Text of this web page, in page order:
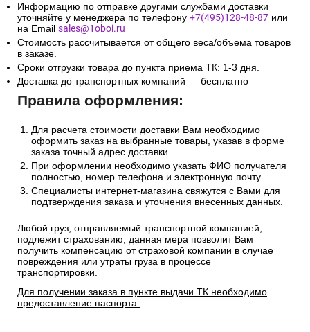
Информацию по отправке другими службами доставки
уточняйте у менеджера по телефону +7(495)128-48-87 или
на Email sales@1oboi.ru
Стоимость рассчитывается от общего веса/объема товаров
в заказе.
Сроки отгрузки товара до пункта приема ТК: 1-3 дня.
Доставка до транспортных компаний — бесплатно
Правила оформления:
Для расчета стоимости доставки Вам необходимо
оформить заказ на выбранные товары, указав в форме
заказа точный адрес доставки.
При оформлении необходимо указать ФИО получателя
полностью, номер телефона и электронную почту.
Специалисты интернет-магазина свяжутся с Вами для
подтверждения заказа и уточнения внесенных данных.
Любой груз, отправляемый транспортной компанией,
подлежит страхованию, данная мера позволит Вам
получить компенсацию от страховой компании в случае
повреждения или утраты груза в процессе
транспортировки.
Для получении заказа в пункте выдачи ТК необходимо
предоставление паспорта.